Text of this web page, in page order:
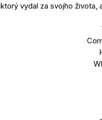
ktorý vydal za svojho života,